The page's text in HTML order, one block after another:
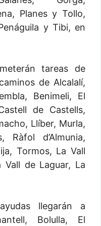
Planes y Tollo,
y Tibi, en
tareas de
de Alcalalí,
Benimeli, El
de Castells,
Llíber, Murla,
Ràfol d’Almunia,
Tormos, La Vall
Vall de Laguar, La
llegarán a
Bolulla, El